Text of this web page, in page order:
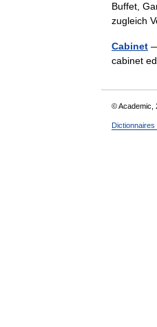
Buffet,
zugleich
Cabinet
cabinet
© Academic,